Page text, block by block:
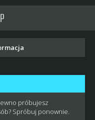
próbujesz
Spróbuj ponownie.